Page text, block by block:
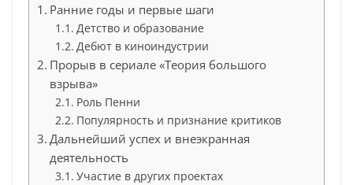
Ранние годы и первые шаги
Детство и образование
Дебют в киноиндустрии
Прорыв в сериале «Теория большого
взрыва»
Роль Пенни
Популярность и признание критиков
Дальнейший успех и внеэкранная
деятельность
Участие в других проектах